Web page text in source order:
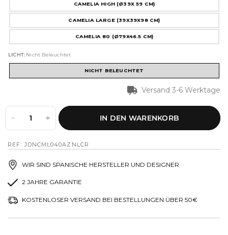
CAMELIA HIGH (Ø39X 59 CM)
CAMELIA LARGE (39X39X98 CM)
CAMELIA 80 (Ø79X46.5 CM)
LICHT: Nicht Beleuchtet
NICHT BELEUCHTET
Versand 3-6 Werktage
IN DEN WARENKORB
REF: JDNCML040AZNLCR
WIR SIND SPANISCHE HERSTELLER UND DESIGNER
2 JAHRE GARANTIE
KOSTENLOSER VERSAND BEI BESTELLUNGEN ÜBER 50€